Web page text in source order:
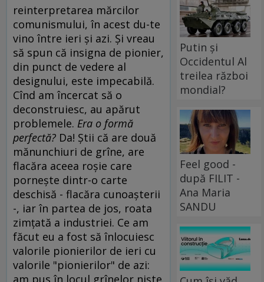
reinterpretarea mărcilor
comunismului, în acest du-te
vino între ieri şi azi. Şi vreau
să spun că insigna de pionier,
din punct de vedere al
designului, este impecabilă.
Cînd am încercat să o
deconstruiesc, au apărut
problemele. Era o formă
perfectă? Da! Ştii că are două
mănunchiuri de grîne, are
flacăra aceea roşie care
porneşte dintr-o carte
deschisă - flacăra cunoaşterii
-, iar în partea de jos, roata
zimţată a industriei. Ce am
făcut eu a fost să înlocuiesc
valorile pionierilor de ieri cu
valorile "pionierilor" de azi:
am pus în locul grînelor nişte
Putin și
Occidentul Al
treilea război
mondial?
Feel good -
după FILIT -
Ana Maria
SANDU